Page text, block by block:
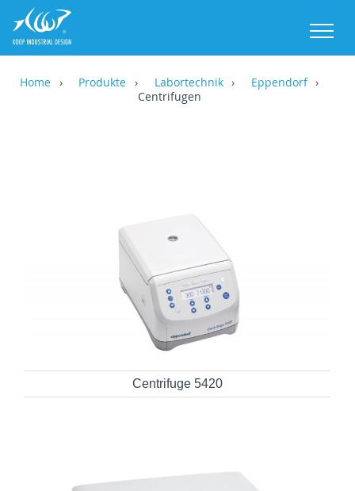
Home Produkte Labortechnik
Eppendorf
Centrifugen
Centrifuge 5420